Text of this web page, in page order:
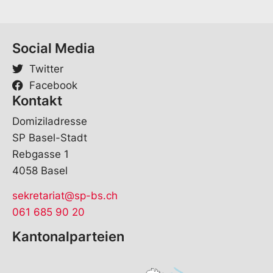
Social Media
Twitter
Facebook
Kontakt
Domiziladresse
SP Basel-Stadt
Rebgasse 1
4058 Basel
sekretariat@sp-bs.ch
061 685 90 20
Kantonalparteien